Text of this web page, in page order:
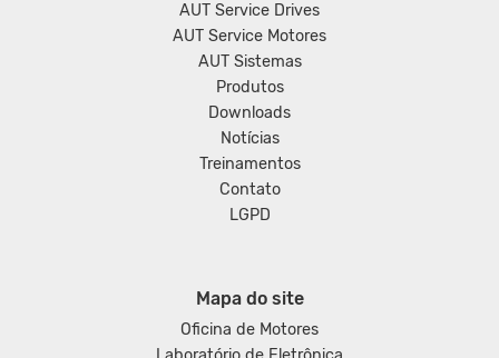
AUT Service Drives
AUT Service Motores
AUT Sistemas
Produtos
Downloads
Notícias
Treinamentos
Contato
LGPD
Mapa do site
Oficina de Motores